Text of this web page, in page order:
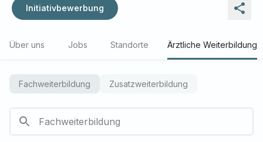
Initiativbewerbung
Über uns Jobs Standorte Ärztliche Weiterbildung
Fachweiterbildung Zusatzweiterbildung